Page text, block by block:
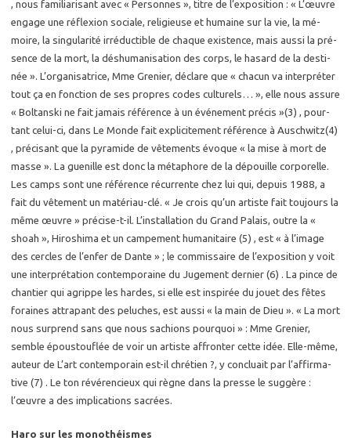
, nous fa­mi­lia­ri­sant avec « Per­sonnes », titre de l’ex­po­si­tion : « L’œuvre
en­gage une ré­flexion so­ciale, re­li­gieuse et hu­maine sur la vie, la mé­
moire, la sin­gu­la­ri­té ir­ré­duc­tible de chaque exis­tence, mais aussi la pré­
sence de la mort, la déshu­ma­ni­sa­tion des corps, le ha­sard de la des­ti­
née ». L’or­ga­ni­sa­trice, Mme Gre­nier, dé­clare que « cha­cun va in­ter­pré­ter
tout ça en fonc­tion de ses propres codes cultu­rels… », elle nous as­sure
« Bol­tans­ki ne fait ja­mais ré­fé­rence à un évé­ne­ment pré­cis »(3) , pour­
tant ce­lui-ci, dans Le Monde fait ex­pli­ci­te­ment ré­fé­rence à Au­sch­witz(4)
, pré­ci­sant que la py­ra­mide de vê­te­ments évoque « la mise à mort de
masse ». La gue­nille est donc la mé­ta­phore de la dé­pouille cor­po­relle.
Les camps sont une ré­fé­rence ré­cur­rente chez lui qui, de­puis 1988, a
fait du vê­te­ment un ma­té­riau-clé. « Je crois qu’un ar­tiste fait tou­jours la
même œuvre » pré­cise-t-il. L’ins­tal­la­tion du Grand Pa­lais, outre la «
shoah », Hi­ro­shi­ma et un cam­pe­ment hu­ma­ni­taire (5) , est « à l’image
des cercles de l’enfer de Dante » ; le com­mis­saire de l’ex­po­si­tion y voit
une in­ter­pré­ta­tion contem­po­raine du Ju­ge­ment der­nier (6) . La pince de
chan­tier qui agrippe les hardes, si elle est ins­pi­rée du jouet des fêtes
fo­raines at­tra­pant des pe­luches, est aussi « la main de Dieu ». « La mort
nous sur­prend sans que nous sa­chions pour­quoi » : Mme Gre­nier,
semble épous­tou­flée de voir un ar­tiste af­fron­ter cette idée. Elle-même,
au­teur de L’art contem­po­rain est-il chré­tien ?, y concluait par l’af­fir­ma­
tive (7) . Le ton ré­vé­ren­cieux qui règne dans la presse le sug­gère :
l’œuvre a des im­pli­ca­tions sa­crées.
Haro sur les mo­no­théismes